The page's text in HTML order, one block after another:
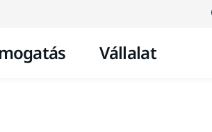
Vállalat